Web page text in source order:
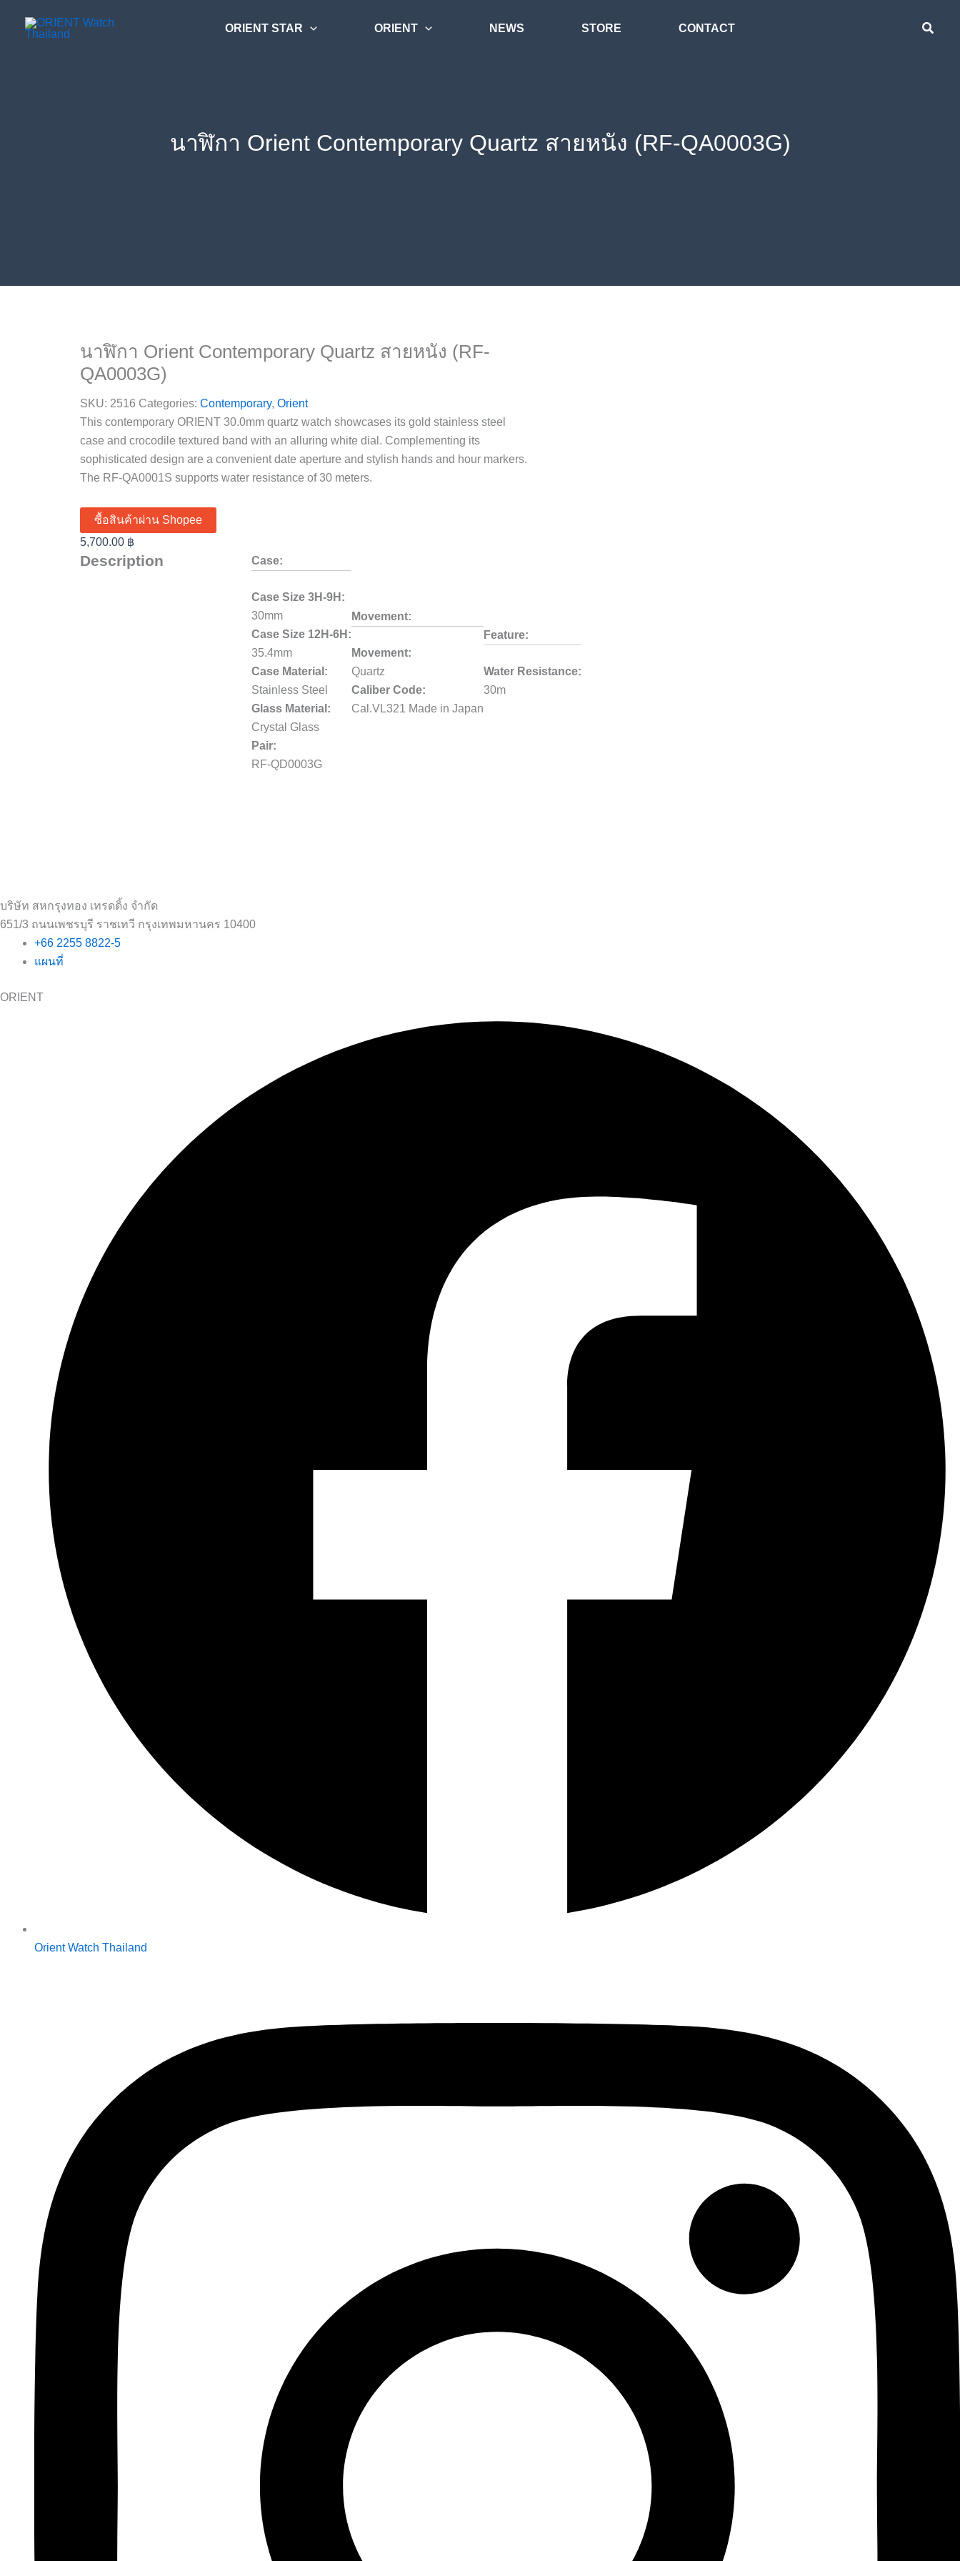
ORIENT STAR ORIENT NEWS STORE CONTACT
นาฬิกา Orient Contemporary Quartz สายหนัง (RF-QA0003G)
นาฬิกา Orient Contemporary Quartz สายหนัง (RF-
QA0003G)
SKU: 2516 Categories: Contemporary, Orient
This contemporary ORIENT 30.0mm quartz watch showcases its gold stainless steel
case and crocodile textured band with an alluring white dial. Complementing its
sophisticated design are a convenient date aperture and stylish hands and hour markers.
The RF-QA0001S supports water resistance of 30 meters.
ซื้อสินค้าผ่าน Shopee
5,700.00 ฿
Description Case:
Case Size 3H-9H:
30mm
Case Size 12H-6H:
35.4mm
Case Material:
Stainless Steel
Glass Material:
Crystal Glass
Pair:
RF-QD0003G
Movement:
Movement:
Quartz
Caliber Code:
Cal.VL321 Made in Japan
Feature:
Water Resistance:
30m
บริษัท สหกรุงทอง เทรดดิ้ง จำกัด
651/3 ถนนเพชรบุรี ราชเทวี กรุงเทพมหานคร 10400
+66 2255 8822-5
แผนที่
ORIENT
Orient Watch Thailand